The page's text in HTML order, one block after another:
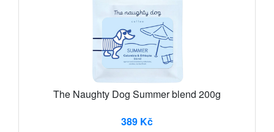
The Naughty Dog Summer blend 200g
389 Kč